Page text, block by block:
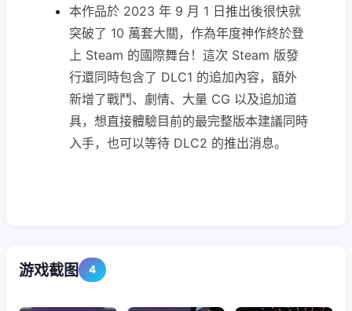
本作品於 2023 年 9 月 1 日推出後很快就
突破了 10 萬套大關，作為年度神作終於登
上 Steam 的國際舞台！這次 Steam 版發
行還同時包含了 DLC1 的追加內容，額外
新增了戰鬥、劇情、大量 CG 以及追加道
具，想直接體驗目前的最完整版本建議同時
入手，也可以等待 DLC2 的推出消息。
游戏截图 4